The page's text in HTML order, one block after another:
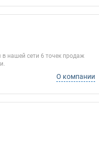
в нашей сети 6 точек продаж
О компании